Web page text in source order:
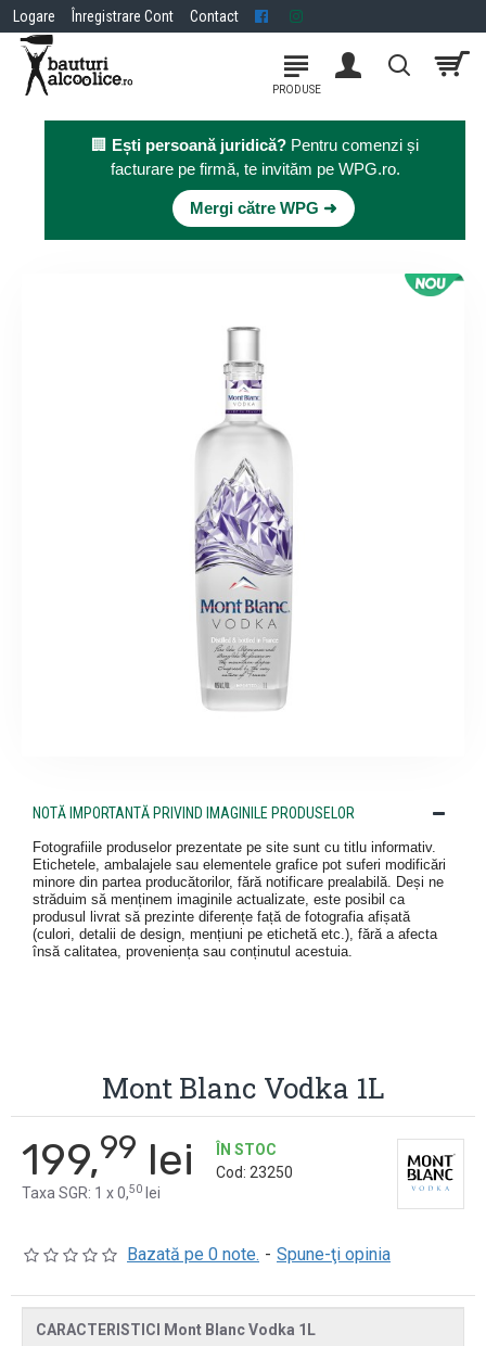
Logare Înregistrare Cont Contact
🏢 Ești persoană juridică? Pentru comenzi și
facturare pe firmă, te invităm pe WPG.ro.
Mergi către WPG ➜
NOTĂ IMPORTANTĂ PRIVIND IMAGINILE PRODUSELOR
Fotografiile produselor prezentate pe site sunt cu titlu informativ.
Etichetele, ambalajele sau elementele grafice pot suferi modificări
minore din partea producătorilor, fără notificare prealabilă. Deși ne
străduim să menținem imaginile actualizate, este posibil ca
produsul livrat să prezinte diferențe față de fotografia afișată
(culori, detalii de design, mențiuni pe etichetă etc.), fără a afecta
însă calitatea, proveniența sau conținutul acestuia.
Mont Blanc Vodka 1L
Bazată pe 0 note. - Spune-ţi opinia
199,99 lei
Taxa SGR: 1 x 0,50 lei
ÎN STOC
Cod: 23250
CARACTERISTICI Mont Blanc Vodka 1L